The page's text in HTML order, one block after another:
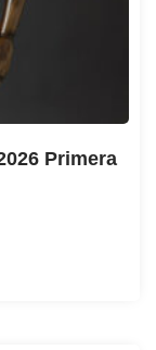
Primera